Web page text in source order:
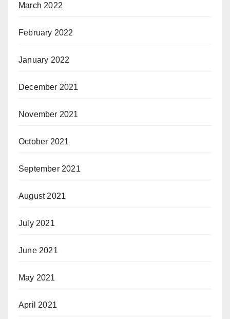
March 2022
February 2022
January 2022
December 2021
November 2021
October 2021
September 2021
August 2021
July 2021
June 2021
May 2021
April 2021